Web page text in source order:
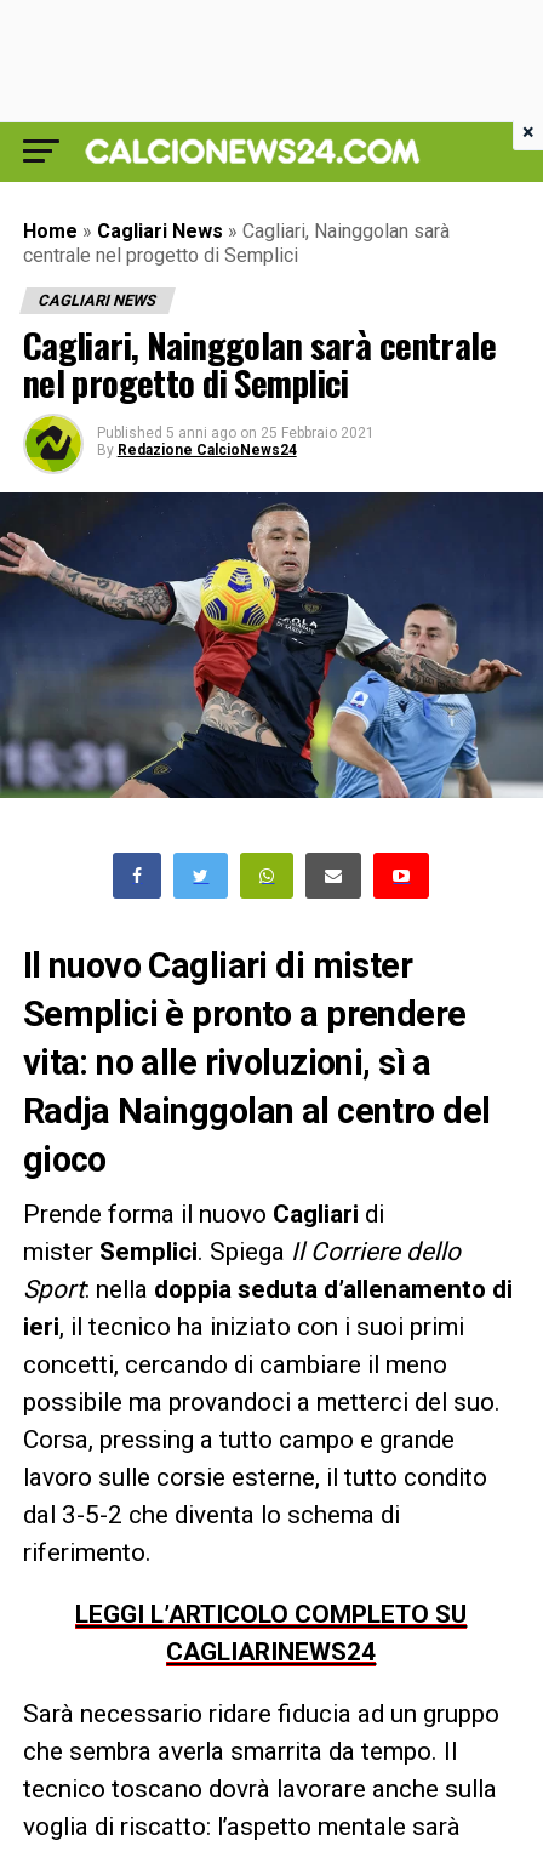
Home » Cagliari News » Cagliari, Nainggolan sarà
centrale nel progetto di Semplici
CAGLIARI NEWS
Cagliari, Nainggolan sarà centrale
nel progetto di Semplici
Published 5 anni ago on 25 Febbraio 2021
By Redazione CalcioNews24
Il nuovo Cagliari di mister
Semplici è pronto a prendere
vita: no alle rivoluzioni, sì a
Radja Nainggolan al centro del
gioco
Prende forma il nuovo Cagliari di
mister Semplici. Spiega Il Corriere dello
Sport: nella doppia seduta d’allenamento di
ieri, il tecnico ha iniziato con i suoi primi
concetti, cercando di cambiare il meno
possibile ma provandoci a metterci del suo.
Corsa, pressing a tutto campo e grande
lavoro sulle corsie esterne, il tutto condito
dal 3-5-2 che diventa lo schema di
riferimento.
LEGGI L’ARTICOLO COMPLETO SU
CAGLIARINEWS24
Sarà necessario ridare fiducia ad un gruppo
che sembra averla smarrita da tempo. Il
tecnico toscano dovrà lavorare anche sulla
voglia di riscatto: l’aspetto mentale sarà
×